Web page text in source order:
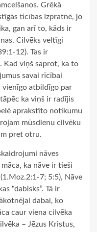
Grēkā
ticības izpratnē, jo
gan arī to, kāds ir
Cilvēks veltīgi
12). Tas ir
Kad viņš saprot, ka to
savai rīcībai
vienīgo atbildīgo par
ka viņš ir radījis
aprakstīto notikumu
mūsdienu cilvēku
pret otru.
nāves
ka nāve ir tieši
7; 5:5), Nāve
“dabisks”. Tā ir
dabai, ko
caur viena cilvēka
– Jēzus Kristus,